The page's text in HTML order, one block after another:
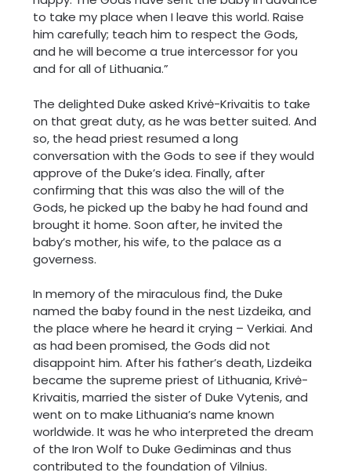
to take my place when I leave this world. Raise
him carefully; teach him to respect the Gods,
and he will become a true intercessor for you
and for all of Lithuania.”
The delighted Duke asked Krivė-Krivaitis to take
on that great duty, as he was better suited. And
so, the head priest resumed a long
conversation with the Gods to see if they would
approve of the Duke’s idea. Finally, after
confirming that this was also the will of the
Gods, he picked up the baby he had found and
brought it home. Soon after, he invited the
baby’s mother, his wife, to the palace as a
governess.
In memory of the miraculous find, the Duke
named the baby found in the nest Lizdeika, and
the place where he heard it crying – Verkiai. And
as had been promised, the Gods did not
disappoint him. After his father’s death, Lizdeika
became the supreme priest of Lithuania, Krivė-
Krivaitis, married the sister of Duke Vytenis, and
went on to make Lithuania’s name known
worldwide. It was he who interpreted the dream
of the Iron Wolf to Duke Gediminas and thus
contributed to the foundation of Vilnius.